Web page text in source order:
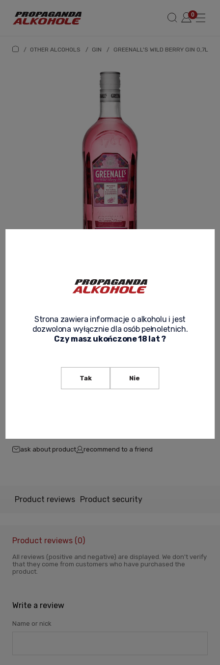
/ OTHER ALCOHOLS / GIN / GREENALL'S WILD BERRY GIN 0,7L
GREENALL'S WILD BERRY GIN 0,7L
97,00 zł
ask about product recommend to a friend
Product reviews Product security
Product reviews (0)
All reviews (positive and negative) are displayed. We don't verify
that they come from customers who have purchased the
product.
Write a review
Name or nick
Strona zawiera informacje o alkoholu i jest
dozwolona wyłącznie dla osób pełnoletnich.
Czy masz ukończone 18 lat ?
Tak Nie